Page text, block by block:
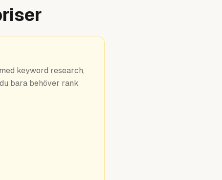
keyword research,
bara behöver rank